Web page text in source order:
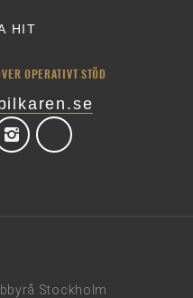
HIT
OPERATIVT STÖD
Stockholm